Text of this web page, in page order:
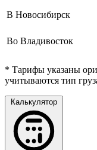
В Новосибирск
Во Владивосток
* Тарифы указаны
учитываются тип
Калькулятор